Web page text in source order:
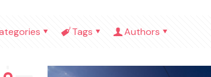
Tags Authors